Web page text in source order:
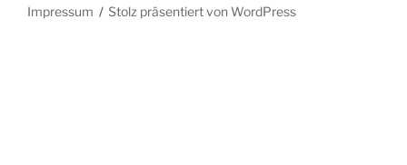
Impressum Stolz präsentiert von WordPress